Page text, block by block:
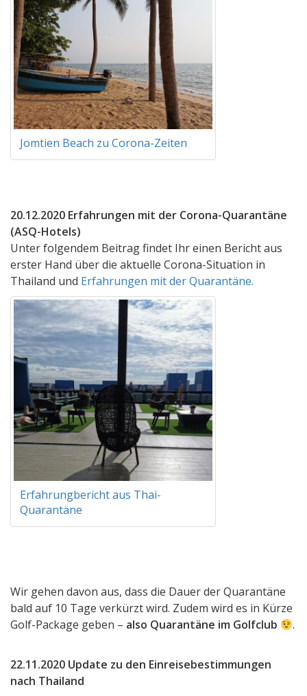
Jomtien Beach zu Corona-Zeiten
20.12.2020 Erfahrungen mit der Corona-Quarantäne
(ASQ-Hotels)
Unter folgendem Beitrag findet Ihr einen Bericht aus
erster Hand über die aktuelle Corona-Situation in
Thailand und Erfahrungen mit der Quarantäne.
Erfahrungbericht aus Thai-
Quarantäne
Wir gehen davon aus, dass die Dauer der Quarantäne
bald auf 10 Tage verkürzt wird. Zudem wird es in Kürze
Golf-Package geben – also Quarantäne im Golfclub .
22.11.2020 Update zu den Einreisebestimmungen
nach Thailand